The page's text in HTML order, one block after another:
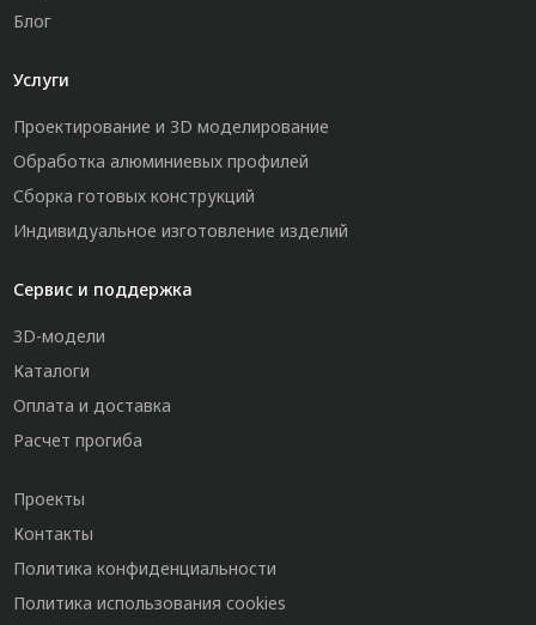
Блог
Услуги
Проектирование и 3D моделирование
Обработка алюминиевых профилей
Сборка готовых конструкций
Индивидуальное изготовление изделий
Сервис и поддержка
3D-модели
Каталоги
Оплата и доставка
Расчет прогиба
Проекты
Контакты
Политика конфиденциальности
Политика использования cookies